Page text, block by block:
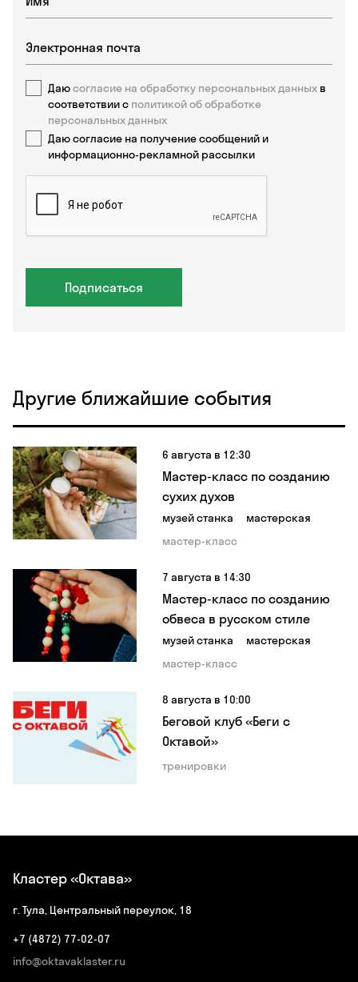
Даюсогласие на обработку персональных данных в
соответствии с политикой об обработке
персональных данных
Даю согласие на получение сообщений и
информационно-рекламной рассылки
Подписаться
Другие ближайшие события
6 августа в 12:30
Мастер-класс по созданию
сухих духов
музей станка
мастерская
мастер-класс
7 августа в 14:30
Мастер-класс по созданию
обвеса в русском стиле
музей станка
мастерская
мастер-класс
8 августа в 10:00
Беговой клуб «Беги с
Октавой»
тренировки
Кластер «Октава»
г. Тула, Центральный переулок, 18
+7 (4872) 77-02-07
info@oktavaklaster.ru